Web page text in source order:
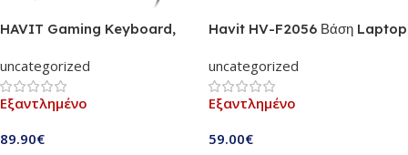
HAVIT Gaming Keyboard,
Headset & Mouse pad
Combo Set 4 in 1 for PC /
Computer / Laptop / XBOX /
KB392L UK)
uncategorized
Εξαντλημένο
89.90€
Havit HV-F2056 Βάση Laptop
Black
uncategorized
Εξαντλημένο
59.00€